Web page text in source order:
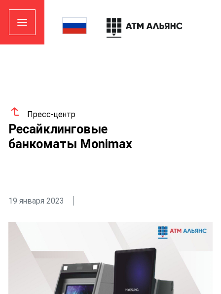
Пресс-центр
Ресайклинговые
банкоматы Monimax
19 января 2023